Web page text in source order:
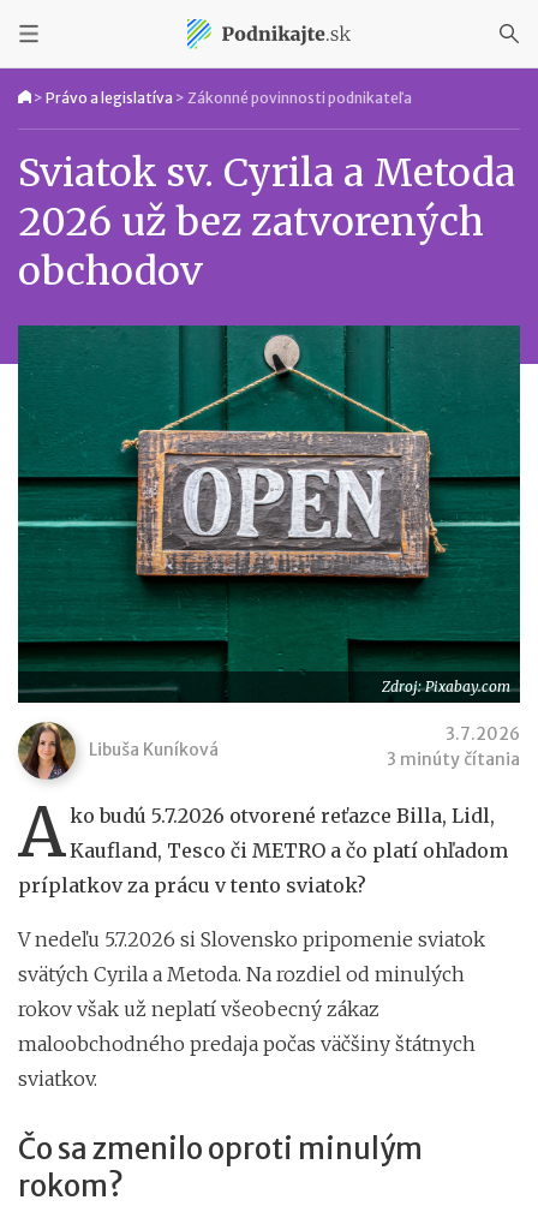
> Právo a legislatíva > Zákonné povinnosti podnikateľa
Sviatok sv. Cyrila a Metoda
2026 už bez zatvorených
obchodov
Zdroj: Pixabay.com
Libuša Kuníková
3.7.2026
3 minúty čítania
Ako budú 5.7.2026 otvorené reťazce Billa, Lidl,
Kaufland, Tesco či METRO a čo platí ohľadom
príplatkov za prácu v tento sviatok?
V nedeľu 5.7.2026 si Slovensko pripomenie sviatok
svätých Cyrila a Metoda. Na rozdiel od minulých
rokov však už neplatí všeobecný zákaz
maloobchodného predaja počas väčšiny štátnych
sviatkov.
Čo sa zmenilo oproti minulým
rokom?